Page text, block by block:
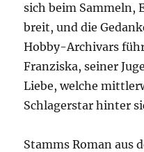
sich beim Sammeln,
breit, und die
Hobby-Archivars
Franziska, seiner
Liebe, welche
Schlagerstar hinter
Stamms Roman aus